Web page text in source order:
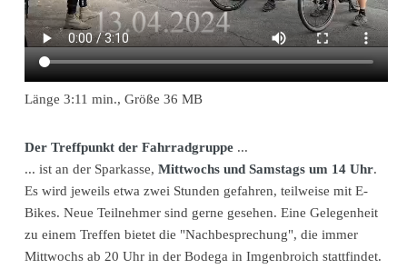
Länge 3:11 min., Größe 36 MB
Der Treffpunkt der Fahrradgruppe...
... ist an der Sparkasse, Mittwochs und Samstags um 14 Uhr.
Es wird jeweils etwa zwei Stunden gefahren, teilweise mit E-
Bikes. Neue Teilnehmer sind gerne gesehen. Eine Gelegenheit
zu einem Treffen bietet die "Nachbesprechung", die immer
Mittwochs ab 20 Uhr in der Bodega in Imgenbroich stattfindet.